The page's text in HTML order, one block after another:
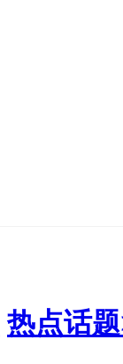
热点话